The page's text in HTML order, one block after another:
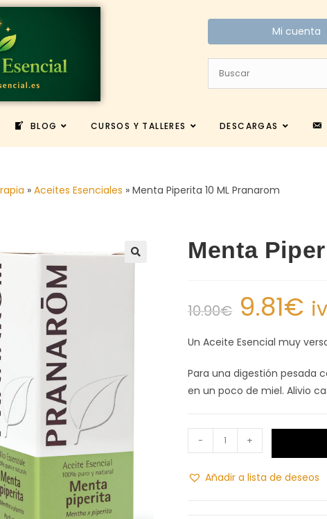
Mi cuenta
BLOG CURSOS Y TALLERES DESCARGAS
» Aceites Esenciales » Menta Piperita 10 ML Pranarom
Menta
10.90€ 9.81€
Un Aceite Esencial muy
Para una digestión pesada
en un poco de miel. Alivio
- +
Añadir a lista de deseos